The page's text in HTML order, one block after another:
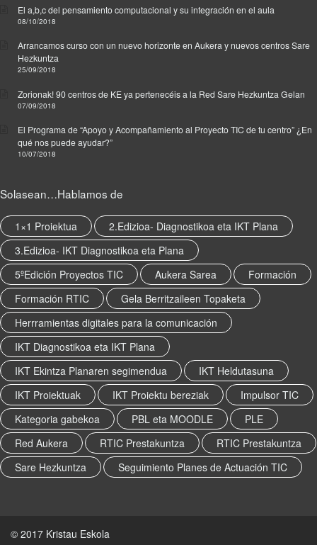
R
e
d
u
k
e
r
a
n
a
g
e
c
e
f
El a,b,c del pensamiento computacional y su integración en el aula
08/10/2018
Arrancamos curso con un nuevo horizonte en Aukera y nuevos centros Sare
Hezkuntza
25/09/2018
Zorionak! 90 centros de KE ya pertenecéis a la Red Sare Hezkuntza Gelan
07/09/2018
El Programa de “Apoyo y Acompañamiento al Proyecto TIC de tu centro” ¿En
qué nos puede ayudar?”
10/07/2018
Solasean…Hablamos de
1×1 Proiektua
2.Edizioa- Diagnostikoa eta IKT Plana
3.Edizioa- IKT Diagnostikoa eta Plana
5ºEdición Proyectos TIC
Aukera Sarea
Formación
Formación RTIC
Gela Berritzaileen Topaketa
Herrramientas digitales para la comunicación
IKT Diagnostikoa eta IKT Plana
IKT Ekintza Planaren segimendua
IKT Heldutasuna
IKT Proiektuak
IKT Proiektu bereziak
Impulsor TIC
Kategoria gabekoa
PBL eta MOODLE
PLE
Red Aukera
RTIC Prestakuntza
RTIC Prestakuntza
Sare Hezkuntza
Seguimiento Planes de Actuación TIC
© 2017 Kristau Eskola